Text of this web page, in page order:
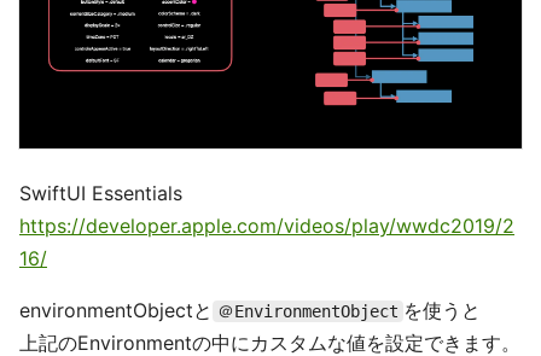
SwiftUI Essentials
https://developer.apple.com/videos/play/wwdc2019/2
16/
environmentObjectと ＠EnvironmentObject を使うと
上記のEnvironmentの中にカスタムな値を設定できます。